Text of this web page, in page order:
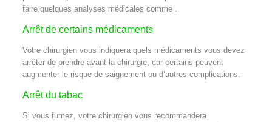
faire quelques analyses médicales comme .
Arrêt de certains médicaments
Votre chirurgien vous indiquera quels médicaments vous devez
arrêter de prendre avant la chirurgie, car certains peuvent
augmenter le risque de saignement ou d’autres complications.
Arrêt du tabac
Si vous fumez, votre chirurgien vous recommandera